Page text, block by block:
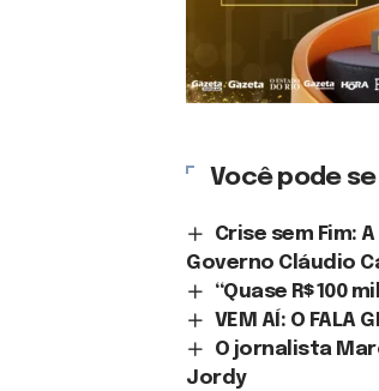
Você pode
Crise sem Fim:
Governo Cláudio
“Quase R$ 100
VEM AÍ: O FALA
O jornalista
Jordy